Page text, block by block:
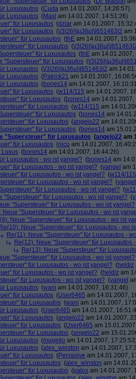
Luxusautos (Cuda am 14.01.2007, 14:26:57)
Luxusautos (Maxl am 14.01.2007, 14:51:26)
für Luxusautos (dziar am 14.01.2007,
für Luxusautos (\/3|26|\|µ36µ|\|651463|2 am
für Luxusautos (thE am 14.01.2007,
für Luxusautos (\/
für Luxusautos (thE am 14.01.2007,
"Supersteuer" für Luxusautos (\/
Luxusautos (\/3|26|\|µ36µ|\|651463|2 am
Luxusautos (Patrick21 am 14.01.2007,
Luxusautos (bones14 am 14.01.2007,
für Luxusautos (w114/115 am 14.01.2007,
für Luxusautos (bones14 am 14.01.2007,
für Luxusautos (w114/115 am
für Luxusautos (bones14 am
für Luxusautos (angelo22 am
für Luxusautos (bones14 am
"Supersteuer" für Luxusautos (angelo22 am
für Luxusautos (nico am 14.01.2007,
Luxus (bones14 am 14.01.2007, 16:44:26)
Luxusautos - wo ist yangel? (bones14 am
für Luxusautos - wo ist yangel? (yangel am
für Luxusautos - wo ist yangel? (w114/115
für Luxusautos - wo ist yangel? (yangel
für Luxusautos - wo ist yangel? (
"Supersteuer" für Luxusautos - wo ist yangel? (
"Supersteuer" für Luxusautos - wo ist yangel?
Neue "Supersteuer" für Luxusautos - wo ist
Neue "Supersteuer" für Luxusautos - wo ist
Re(10): Neue "Supersteuer" für Luxusautos - wo
Re(11): Neue "Supersteuer" für Luxusautos -
Re(12): Neue "Supersteuer" für Luxusautos
Re(13): Neue "Supersteuer" für
"Supersteuer" für Luxusautos - wo ist yangel?
für Luxusautos - wo ist yangel? (heldiz
für Luxusautos - wo ist yangel? (heldiz am
für Luxusautos - wo ist yangel? (yangel
Luxusautos (wani am 14.01.2007, 16:31:46)
für Luxusautos (User6465 am 14.01.2007,
für Luxusautos (wani am 14.01.2007,
Luxusautos (User6465 am 14.01.2007,
für Luxusautos (angelo22 am 14.01.2007,
für Luxusautos (User6465 am
für Luxusautos (angelo22 am
Luxusautos (mugello am 14.01.2007,
Luxusautos (alex_winston am 14.01.2007,
für Luxusautos (Pervasive am 14.01.2007,
für Luxusautos (alex_winston am
für Luxusautos (patos am 14.01.2007,